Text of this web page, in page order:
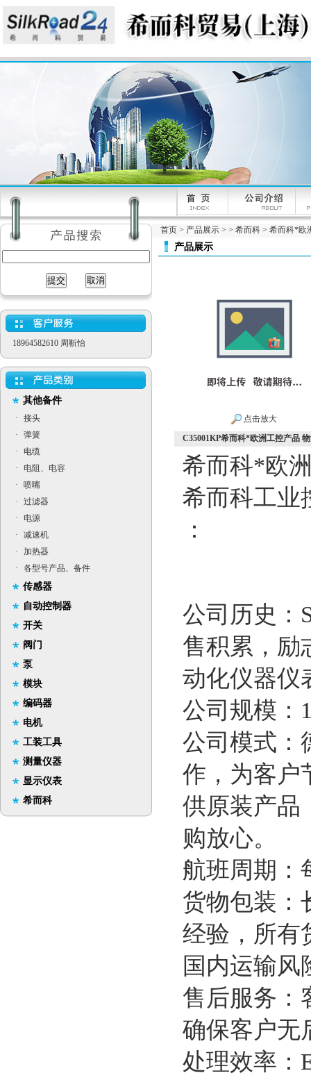
18964582610 周靳怡
其他备件
·
接头
·
弹簧
·
电缆
·
电阻、电容
·
喷嘴
·
过滤器
·
电源
·
减速机
·
加热器
·
各型号产品、备件
传感器
自动控制器
开关
阀门
泵
模块
编码器
电机
工装工具
测量仪器
显示仪表
希而科
首页 > 产品展示 > > 希而科 > 希而科*欧
产品展示
点击放大
C35001KP希而科*欧洲工控产品
希而科*欧
希而科工
：
公司历史：
售积累，励
动化仪器仪
公司规模：
公司模式：
作，为客户
供原装产品
购放心。
航班周期：
货物包装：
经验，所有
国内运输风
售后服务：
确保客户无
处理效率：